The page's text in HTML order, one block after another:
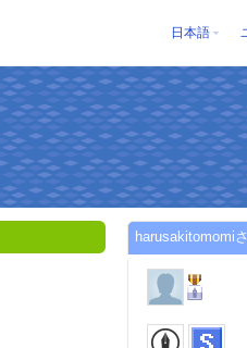
日本語
harusakitomomi